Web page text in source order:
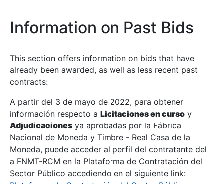
Show/Hide
Show/Hide
Information on Past Bids
This section offers information on bids that have
already been awarded, as well as less recent past
contracts:
A partir del 3 de mayo de 2022, para obtener
información respecto a Licitaciones en curso y
Adjudicaciones ya aprobadas por la Fábrica
Nacional de Moneda y Timbre - Real Casa de la
Moneda, puede acceder al perfil del contratante del
a FNMT-RCM en la Plataforma de Contratación del
Sector Público accediendo en el siguiente link: